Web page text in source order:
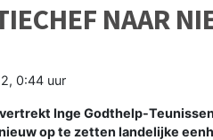
NAAR
0:44 uur
vertrekt Inge Godthelp-
op te zetten landelijke